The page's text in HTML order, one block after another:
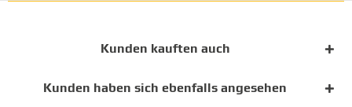
Kunden kauften auch
Kunden haben sich ebenfalls angesehen